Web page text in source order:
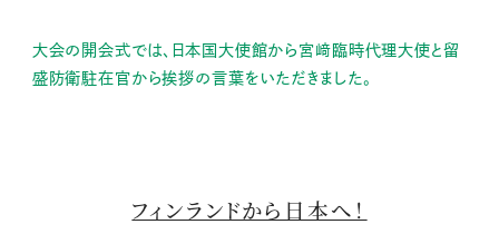
大会の開会式では、日本国大使館から宮﨑臨時代理大使と留
盛防衛駐在官から挨拶の言葉をいただきました。
フィンランドから日本へ！